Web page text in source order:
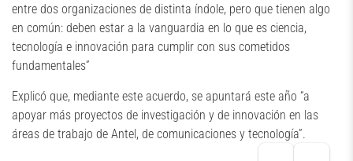
entre dos organizaciones de distinta índole, pero que tienen algo
en común: deben estar a la vanguardia en lo que es ciencia,
tecnología e innovación para cumplir con sus cometidos
fundamentales”
Explicó que, mediante este acuerdo, se apuntará este año “a
apoyar más proyectos de investigación y de innovación en las
áreas de trabajo de Antel, de comunicaciones y tecnología”.